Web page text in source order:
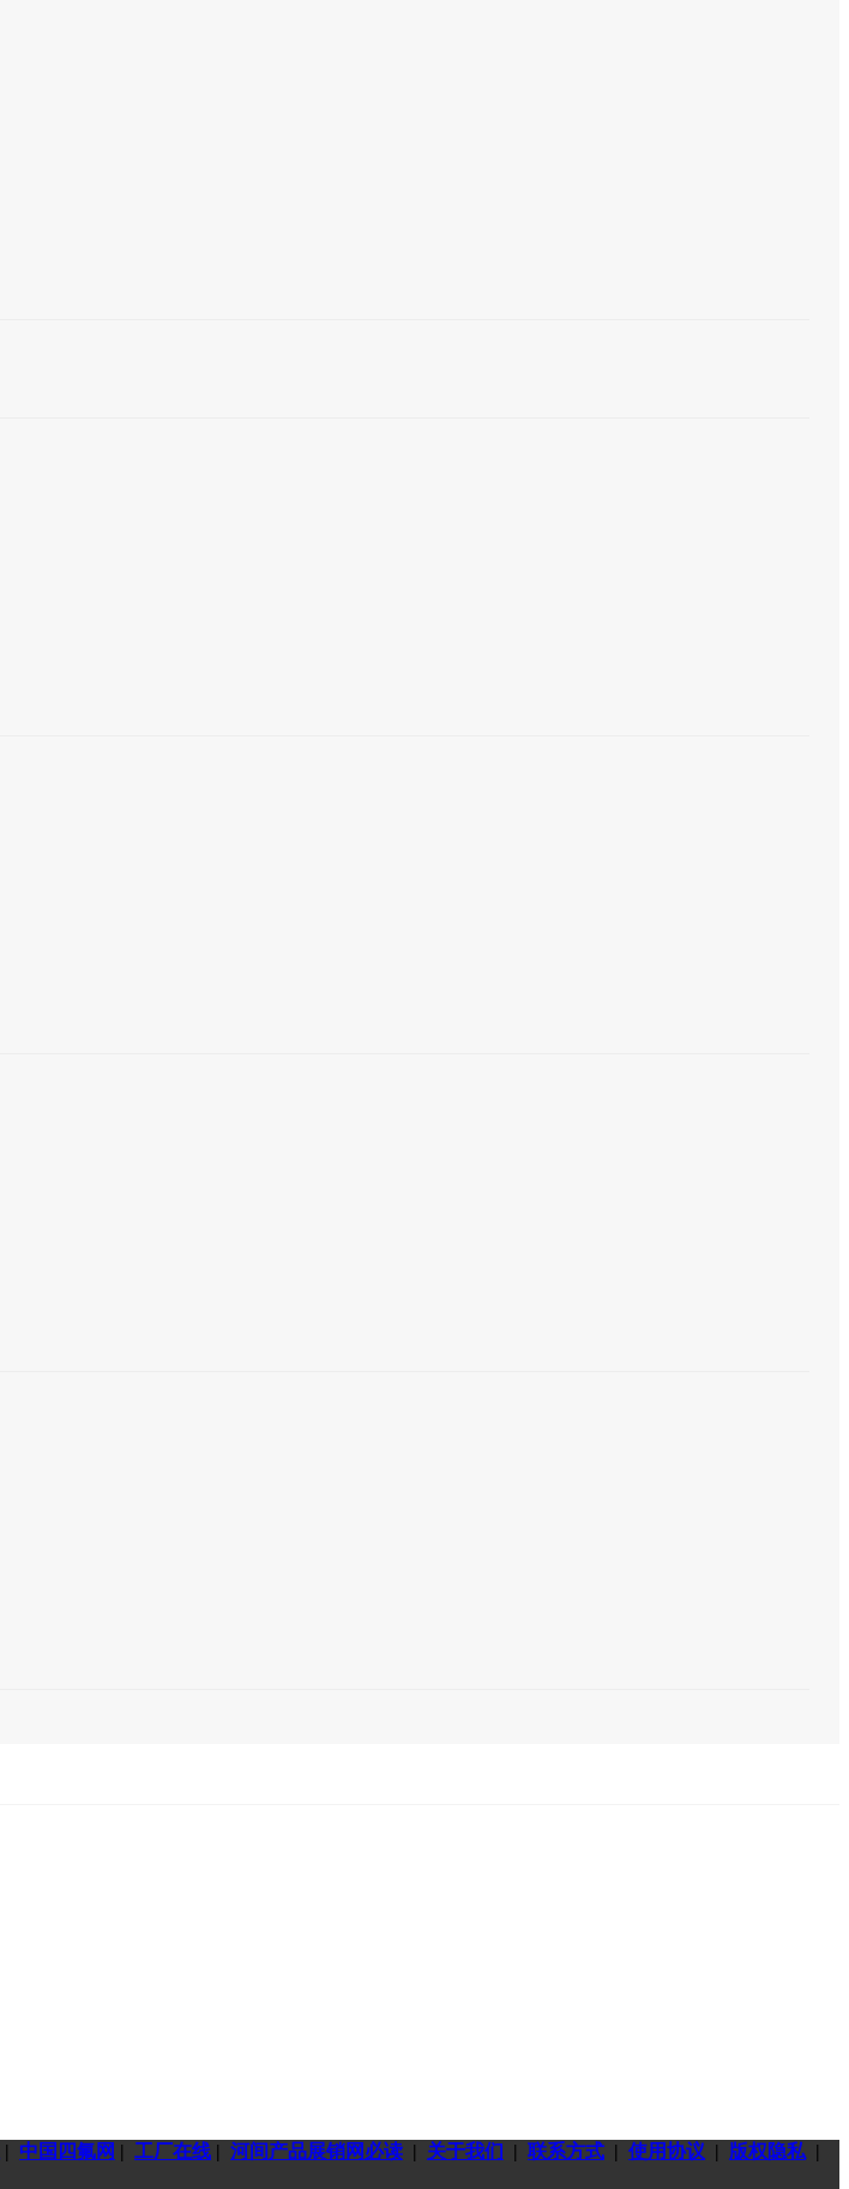
| 中国四氟网 | 工厂在线 | 河间产品展销网必读 | 关于我们 | 联系方式 | 使用协议 | 版权隐私 |